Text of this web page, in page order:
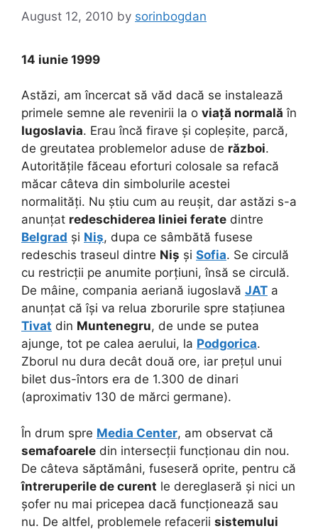
August 12, 2010 by sorinbogdan
14 iunie 1999
Astăzi, am încercat să văd dacă se instalează
primele semne ale revenirii la o viață normală în
Iugoslavia. Erau încă firave și copleșite, parcă,
de greutatea problemelor aduse de război.
Autoritățile făceau eforturi colosale sa refacă
măcar câteva din simbolurile acestei
normalități. Nu știu cum au reușit, dar astăzi s-a
anunțat redeschiderea liniei ferate dintre
Belgrad și Niș, dupa ce sâmbătă fusese
redeschis traseul dintre Niș și Sofia. Se circulă
cu restricții pe anumite porțiuni, însă se circulă.
De mâine, compania aeriană iugoslavă JAT a
anunțat că își va relua zborurile spre stațiunea
Tivat din Muntenegru, de unde se putea
ajunge, tot pe calea aerului, la Podgorica.
Zborul nu dura decât două ore, iar prețul unui
bilet dus-întors era de 1.300 de dinari
(aproximativ 130 de mărci germane).
În drum spre Media Center, am observat că
semafoarele din intersecții funcționau din nou.
De câteva săptămâni, fuseseră oprite, pentru că
întreruperile de curent le dereglaseră și nici un
șofer nu mai pricepea dacă funcționează sau
nu. De altfel, problemele refacerii sistemului